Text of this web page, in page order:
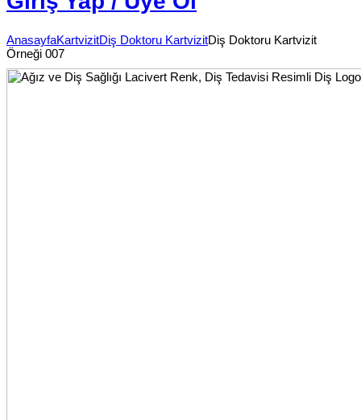
AnasayfaKartvizitDiş Doktoru KartvizitDiş Doktoru Kartvizit
Örneği 007